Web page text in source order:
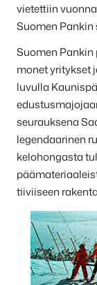
vietettiin
Suomen
Suomen
monet yritykset
luvulla
seurauksena
legendaarinen
kelohongasta
tiiviiseen